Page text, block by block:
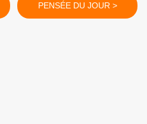
PENSÉE DU JOUR >